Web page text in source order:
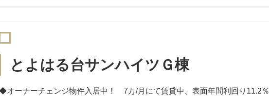
とよはる台サンハイツＧ棟
オーナーチェンジ物件入居中！ 7万/月にて賃貸中、表面年間利回り11.2％